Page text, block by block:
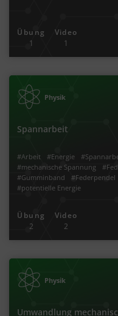
Übung
1
Video
1
Physik
Spannarbeit
#Arbeit #Energie
#mechanische Spannung
#Gumminband
#Federpendel
#potentielle Energie
Übung
2
Video
2
Physik
Umwandlung